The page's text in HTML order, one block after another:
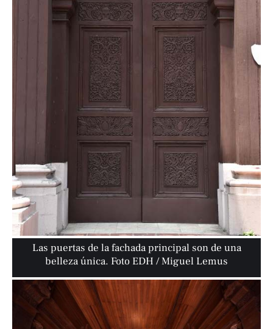
Las puertas de la fachada principal son de una
belleza única. Foto EDH / Miguel Lemus